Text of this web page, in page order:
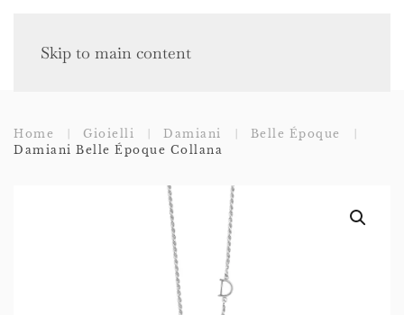
Skip to main content
Home Gioielli Damiani
Belle Époque
Damiani Belle Époque Collana